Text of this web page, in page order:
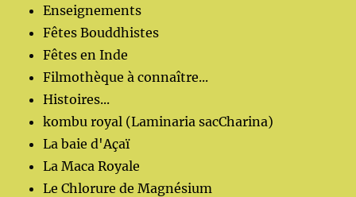
Enseignements
Fêtes Bouddhistes
Fêtes en Inde
Filmothèque à connaître...
Histoires...
kombu royal (Laminaria sacCharina)
La baie d'Açaï
La Maca Royale
Le Chlorure de Magnésium